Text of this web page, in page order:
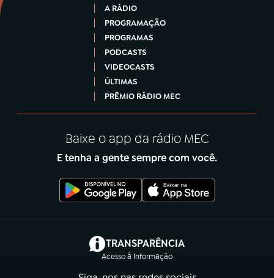
A RÁDIO
PROGRAMAÇÃO
PROGRAMAS
PODCASTS
VIDEOCASTS
ÚLTIMAS
PRÊMIO RÁDIO MEC
Baixe o app da rádio MEC
E tenha a gente sempre com você.
TRANSPARÊNCIA
Acesso à Informação
(abre em nova aba)